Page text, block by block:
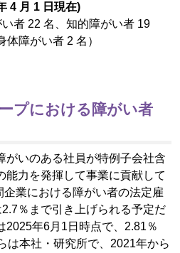
4 月 1 日現在)
者 22 名、知的障がい者 19
障がい者 2 名）
プにおける障がい者
がいのある社員が特例子会社含
能力を発揮して事業に貢献して
業における障がい者の法定雇
％まで引き上げられる予定だ
2025年6月1日時点で、2.81％
本社・研究所で、2021年から